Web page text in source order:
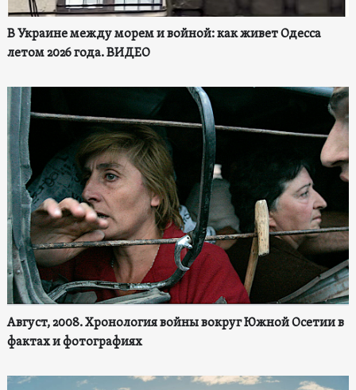
В Украине между морем и войной: как живет Одесса
летом 2026 года. ВИДЕО
Август, 2008. Хронология войны вокруг Южной Осетии в
фактах и фотографиях